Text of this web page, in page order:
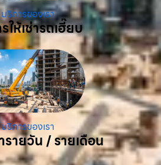
บริการของเรา
ให้เช่ารถเฮี๊ยบ
บริการของเรา
รายวัน / รายเดือน